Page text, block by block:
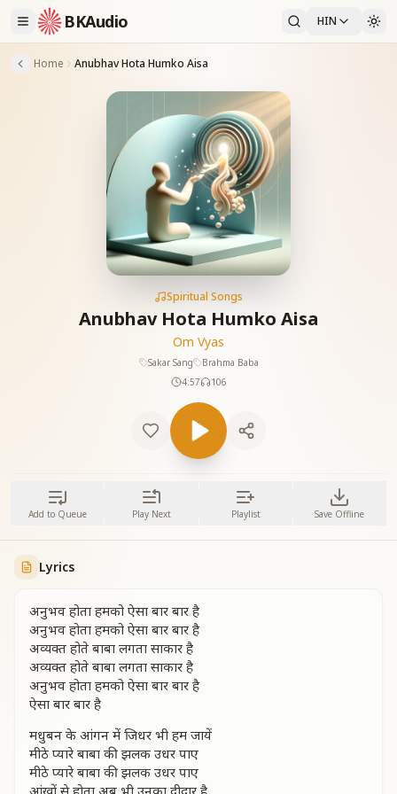
BKAudio HIN
Home Anubhav Hota Humko Aisa
Spiritual Songs
Anubhav Hota Humko Aisa
Om Vyas
Sakar Sang
Brahma Baba
4:57
106
Add to Queue Play Next Playlist Save Offline
Lyrics
अनुभव होता हमको ऐसा बार बार है
अनुभव होता हमको ऐसा बार बार है
अव्यक्त होते बाबा लगता साकार है
अव्यक्त होते बाबा लगता साकार है
अनुभव होता हमको ऐसा बार बार है
ऐसा बार बार है
मधुबन के आंगन में जिधर भी हम जायें
मीठे प्यारे बाबा की झलक उधर पाए
मीठे प्यारे बाबा की झलक उधर पाए
आंखों से होता अब भी उनका दीदार है